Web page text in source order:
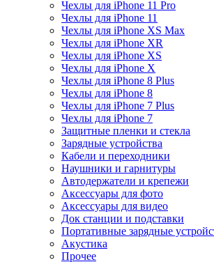
Чехлы для iPhone 11 Pro
Чехлы для iPhone 11
Чехлы для iPhone XS Max
Чехлы для iPhone XR
Чехлы для iPhone XS
Чехлы для iPhone X
Чехлы для iPhone 8 Plus
Чехлы для iPhone 8
Чехлы для iPhone 7 Plus
Чехлы для iPhone 7
Защитные пленки и стекла
Зарядные устройства
Кабели и переходники
Наушники и гарнитуры
Автодержатели и крепежи
Аксессуары для фото
Аксессуары для видео
Док станции и подставки
Портативные зарядные
Акустика
Прочее